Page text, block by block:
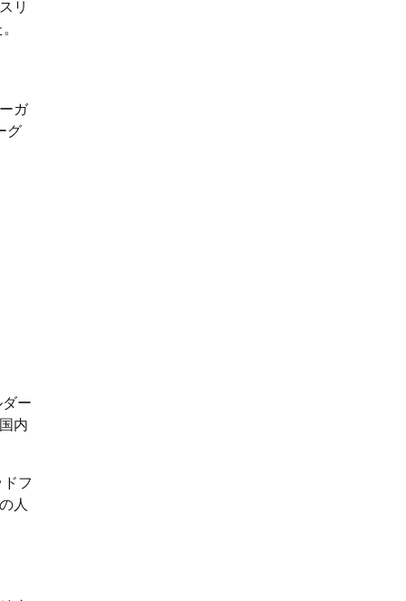
リ
ガ
グ
ー
内
フ
人